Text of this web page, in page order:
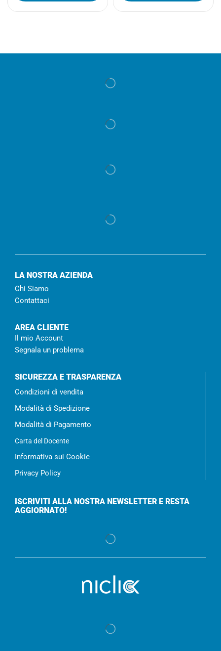
LA NOSTRA AZIENDA
Chi Siamo
Contattaci
AREA CLIENTE
Il mio Account
Segnala un problema
SICUREZZA E TRASPARENZA
Condizioni di vendita
Modalità di Spedizione
Modalità di Pagamento
Carta del Docente
Informativa sui Cookie
Privacy Policy
ISCRIVITI ALLA NOSTRA NEWSLETTER E RESTA
AGGIORNATO!